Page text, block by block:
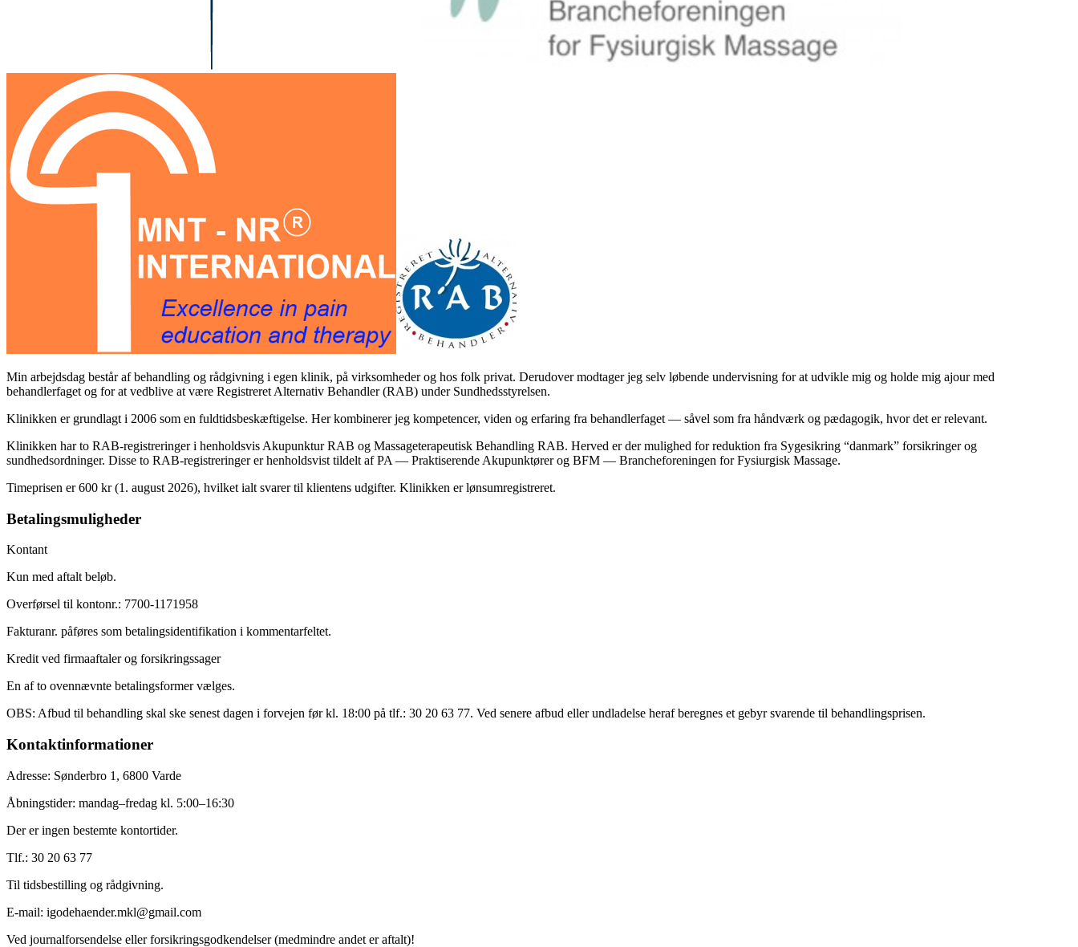
Min arbejdsdag består af behandling og rådgivning i egen klinik, på virksomhederog hos folk privat. Derudover modtager jeg selv løbende undervisning for at udvikle mig og holde mig ajour med
behandlerfaget og for at vedblive at være Registreret Alternativ Behandler (RAB) under Sundhedsstyrelsen.
Klinikken er grundlagt i 2006 som en fuldtidsbeskæftigelse. Her kombinerer jeg kompetencer, viden og erfaring fra behandlerfaget — såvel som fra håndværk og pædagogik, hvor det er relevant.
Klinikken harto RAB-registreringeri henholdsvis Akupunktur RAB og Massageterapeutisk Behandling RAB. Herved er der mulighed for reduktion fra Sygesikring “danmark” forsikringer og
sundhedsordninger. Disse to RAB-registreringer er henholdsvist tildelt afPA — Praktiserende Akupunktørerog BFM — Brancheforeningen for Fysiurgisk Massage.
Timeprisen er600 kr(1. august 2026), hvilket ialt svarer til klientens udgifter. Klinikken er lønsumregistreret.
Betalingsmuligheder
Kontant
Kun med aftalt beløb.
Overførsel til kontonr.: 7700-1171958
Fakturanr. påføres som betalingsidentifikation i kommentarfeltet.
Kredit ved firmaaftaler og forsikringssager
En af to ovennævnte betalingsformer vælges.
OBS: Afbud til behandling skal ske senest dagen i forvejen før kl. 18:00 på tlf.: 30 20 63 77. Ved senere afbud eller undladelse heraf beregnes et gebyr svarende til behandlingsprisen.
Kontaktinformationer
Adresse: Sønderbro 1, 6800 Varde
Åbningstider: mandag–fredag kl. 5:00–16:30
Der er ingen bestemte kontortider.
Tlf.: 30 20 63 77
Til tidsbestilling og rådgivning.
E-mail: igodehaender.mkl@gmail.com
Ved journalforsendelse eller forsikringsgodkendelser (medmindre andet er aftalt)!